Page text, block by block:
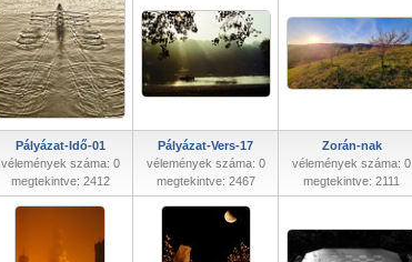
Pályázat-Idő-01
vélemények száma: 0
megtekintve: 2412
Pályázat-Vers-17
vélemények száma: 0
megtekintve: 2467
Zorán-nak
vélemények száma: 0
megtekintve: 2111